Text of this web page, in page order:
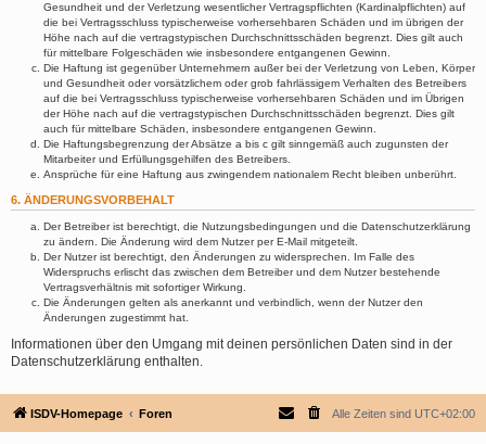
Gesundheit und der Verletzung wesentlicher Vertragspflichten (Kardinalpflichten) auf
die bei Vertragsschluss typischerweise vorhersehbaren Schäden und im übrigen der
Höhe nach auf die vertragstypischen Durchschnittsschäden begrenzt. Dies gilt auch
für mittelbare Folgeschäden wie insbesondere entgangenen Gewinn.
Die Haftung ist gegenüber Unternehmern außer bei der Verletzung von Leben, Körper
und Gesundheit oder vorsätzlichem oder grob fahrlässigem Verhalten des Betreibers
auf die bei Vertragsschluss typischerweise vorhersehbaren Schäden und im Übrigen
der Höhe nach auf die vertragstypischen Durchschnittsschäden begrenzt. Dies gilt
auch für mittelbare Schäden, insbesondere entgangenen Gewinn.
Die Haftungsbegrenzung der Absätze a bis c gilt sinngemäß auch zugunsten der
Mitarbeiter und Erfüllungsgehilfen des Betreibers.
Ansprüche für eine Haftung aus zwingendem nationalem Recht bleiben unberührt.
6. ÄNDERUNGSVORBEHALT
Der Betreiber ist berechtigt, die Nutzungsbedingungen und die Datenschutzerklärung
zu ändern. Die Änderung wird dem Nutzer per E-Mail mitgeteilt.
Der Nutzer ist berechtigt, den Änderungen zu widersprechen. Im Falle des
Widerspruchs erlischt das zwischen dem Betreiber und dem Nutzer bestehende
Vertragsverhältnis mit sofortiger Wirkung.
Die Änderungen gelten als anerkannt und verbindlich, wenn der Nutzer den
Änderungen zugestimmt hat.
Informationen über den Umgang mit deinen persönlichen Daten sind in der
Datenschutzerklärung enthalten.
ISDV-Homepage Foren Alle Zeiten sind UTC+02:00